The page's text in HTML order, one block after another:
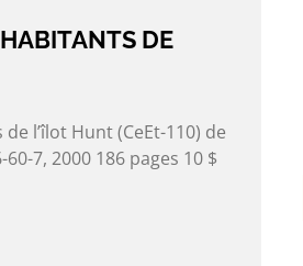
DE
l’îlot Hunt (CeEt-110) de
7, 2000 186 pages 10 $